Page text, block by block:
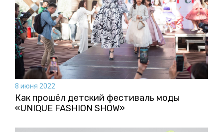
8 июня 2022
Как прошёл детский фестиваль моды
«UNIQUE FASHION SHOW»